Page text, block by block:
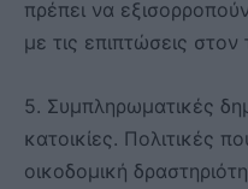
πρέπει να
με τις επιπτώσεις στον
5. Συμπληρωματικές
κατοικίες. Πολιτικές
οικοδομική